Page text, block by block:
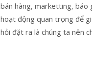
bán hàng, marketting, báo
hoạt động quan trọng để
hỏi đặt ra là chúng ta nên